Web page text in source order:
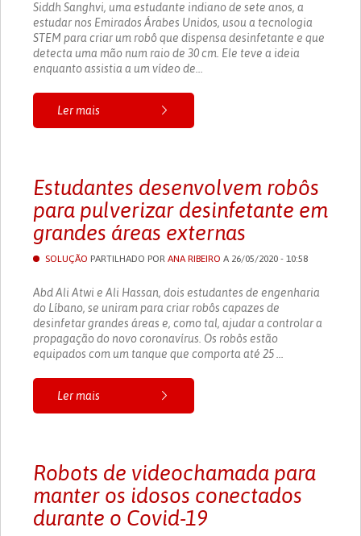
Siddh Sanghvi, uma estudante indiano de sete anos, a
estudar nos Emirados Árabes Unidos, usou a tecnologia
STEM para criar um robô que dispensa desinfetante e que
detecta uma mão num raio de 30 cm. Ele teve a ideia
enquanto assistia a um vídeo de...
Ler mais
Estudantes desenvolvem robôs
para pulverizar desinfetante em
grandes áreas externas
SOLUÇÃO PARTILHADO POR ANA RIBEIRO A 26/05/2020 - 10:58
Abd Ali Atwi e Ali Hassan, dois estudantes de engenharia
do Líbano, se uniram para criar robôs capazes de
desinfetar grandes áreas e, como tal, ajudar a controlar a
propagação do novo coronavírus. Os robôs estão
equipados com um tanque que comporta até 25 ...
Ler mais
Robots de videochamada para
manter os idosos conectados
durante o Covid-19